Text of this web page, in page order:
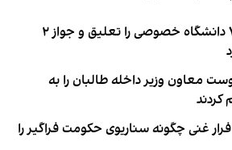
طالبان فعالیت ۷ دانشگاه خصوصی را تعلیق و جواز ۲
خوست معاون وزیر داخله طالبان را به
غنی چگونه سناریوی حکومت فراگیر را